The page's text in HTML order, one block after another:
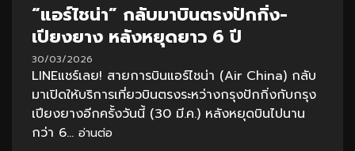
“แอร์ไชน่า” กลับมาบินตรงปักกิ่ง-
เปียงยาง หลังหยุดยาว 6 ปี
30/03/2026
LINEแชร์เลย! สายการบินแอร์ไชน่า (Air China) กลับ
มาเปิดให้บริการเที่ยวบินตรงระหว่างกรุงปักกิ่งกับกรุง
เปียงยางอีกครั้งวันนี้ (30 มี.ค.) หลังหยุดบินไปนาน
กว่า 6... อ่านต่อ